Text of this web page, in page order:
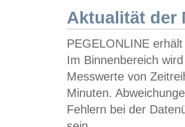
Aktualität der
PEGELONLINE
Im Binnenbereich
Messwerte von
Minuten.
Fehlern bei der